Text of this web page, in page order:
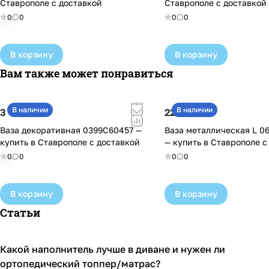
Ставрополе с доставкой
0 0
В корзину
Ставрополе с доставкой
0 0
В корзину
Вам также может понравиться
В наличии
3 650 ₽
Ваза декоративная 0399С60457 —
купить в Ставрополе с доставкой
0 0
В корзину
В наличии
22 500 ₽
Ваза металлическая L
— купить в Ставрополе с
0 0
В корзину
Статьи
Диваны и кресла
Какой наполнитель лучше в диване и нужен ли
ортопедический топпер/матрас?